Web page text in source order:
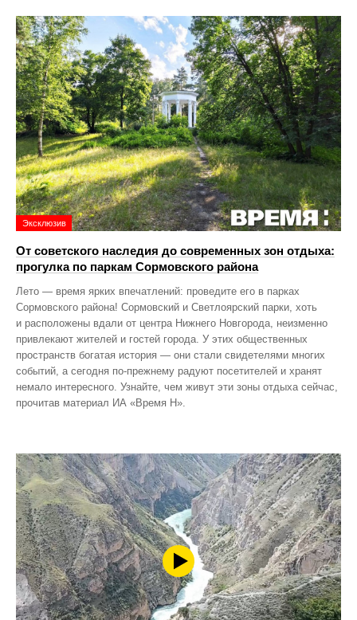
Эксклюзив
От советского наследия до современных зон отдыха:
прогулка по паркам Сормовского района
Лето — время ярких впечатлений: проведите его в парках
Сормовского района! Сормовский и Светлоярский парки, хоть
и расположены вдали от центра Нижнего Новгорода, неизменно
привлекают жителей и гостей города. У этих общественных
пространств богатая история — они стали свидетелями многих
событий, а сегодня по‑прежнему радуют посетителей и хранят
немало интересного. Узнайте, чем живут эти зоны отдыха сейчас,
прочитав материал ИА «Время Н».